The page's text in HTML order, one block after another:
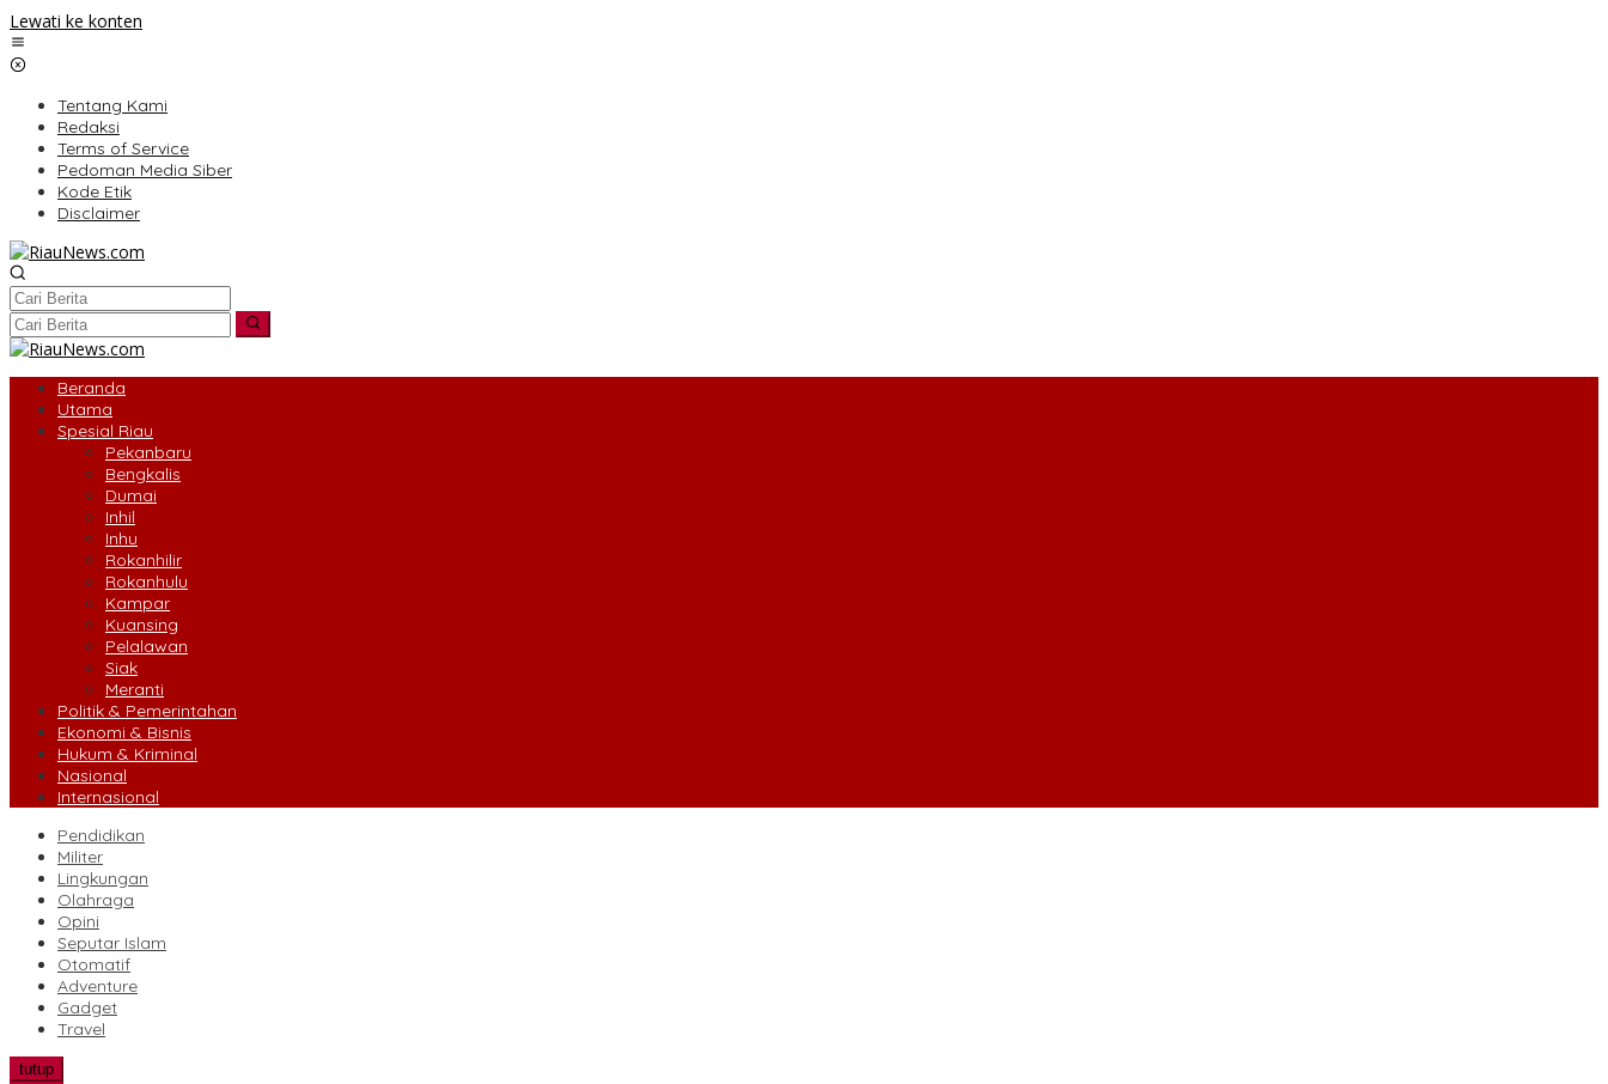
Lewati ke konten
Tentang Kami
Redaksi
Terms of Service
Pedoman Media Siber
Kode Etik
Disclaimer
Beranda
Utama
Spesial Riau
Pekanbaru
Bengkalis
Dumai
Inhil
Inhu
Rokanhilir
Rokanhulu
Kampar
Kuansing
Pelalawan
Siak
Meranti
Politik & Pemerintahan
Ekonomi & Bisnis
Hukum & Kriminal
Nasional
Internasional
Pendidikan
Militer
Lingkungan
Olahraga
Opini
Seputar Islam
Otomatif
Adventure
Gadget
Travel
tutup